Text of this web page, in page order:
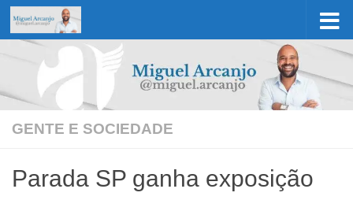
Skip to content
GENTE E SOCIEDADE
Parada SP ganha exposição